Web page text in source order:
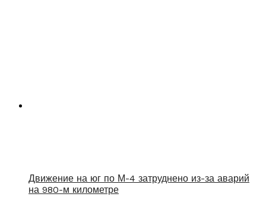
Движение на юг по М-4 затруднено из-за аварий
на 980-м километре